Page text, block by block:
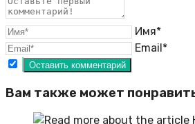
Имя*
Email*
Вам также может